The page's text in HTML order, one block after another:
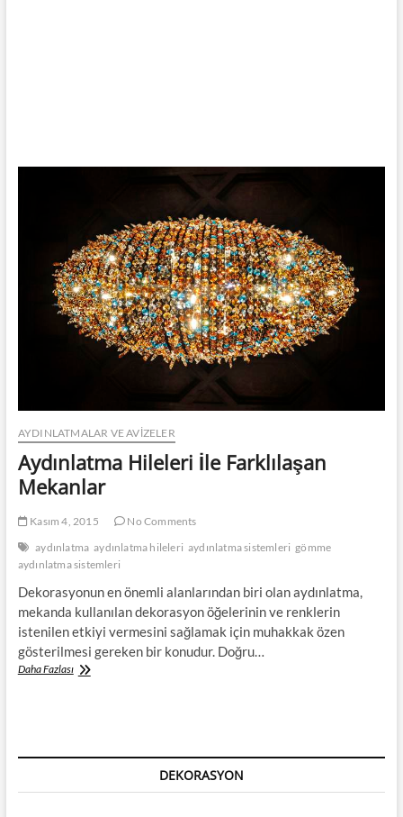
AYDINLATMALAR VE AVIZELER
Aydınlatma Hileleri İle Farklılaşan
Mekanlar
Kasım 4, 2015
No Comments
aydınlatma aydınlatma hileleri aydınlatma sistemleri gömme
aydınlatma sistemleri
Dekorasyonun en önemli alanlarından biri olan aydınlatma,
mekanda kullanılan dekorasyon öğelerinin ve renklerin
istenilen etkiyi vermesini sağlamak için muhakkak özen
gösterilmesi gereken bir konudur. Doğru…
Daha FazlasıAydınlatma
DEKORASYON